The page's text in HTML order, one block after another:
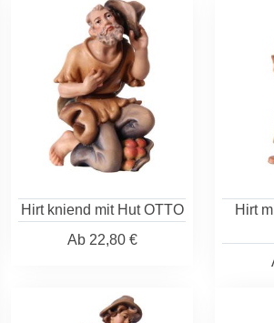
Hirt kniend mit Hut OTTO
Ab22,80 €
Hirt